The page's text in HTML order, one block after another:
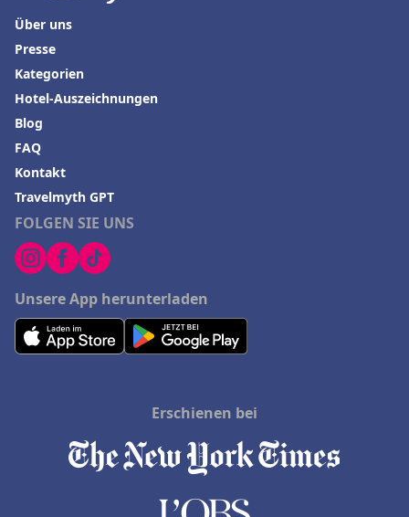
FOLGEN SIE UNS
Unsere App herunterladen
Über uns
Presse
Kategorien
Hotel-Auszeichnungen
Blog
FAQ
Kontakt
Travelmyth GPT
Erschienen bei